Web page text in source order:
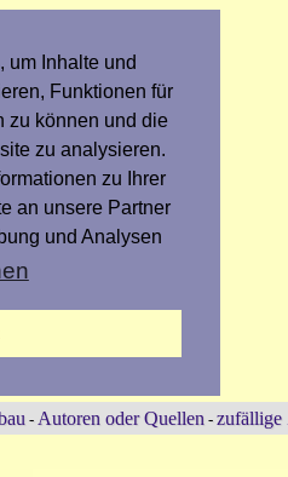
um Inhalte und
Funktionen für
zu können und die
zu analysieren.
zu Ihrer
an unsere Partner
und Analysen
- Autoren oder Quellen - zufällige